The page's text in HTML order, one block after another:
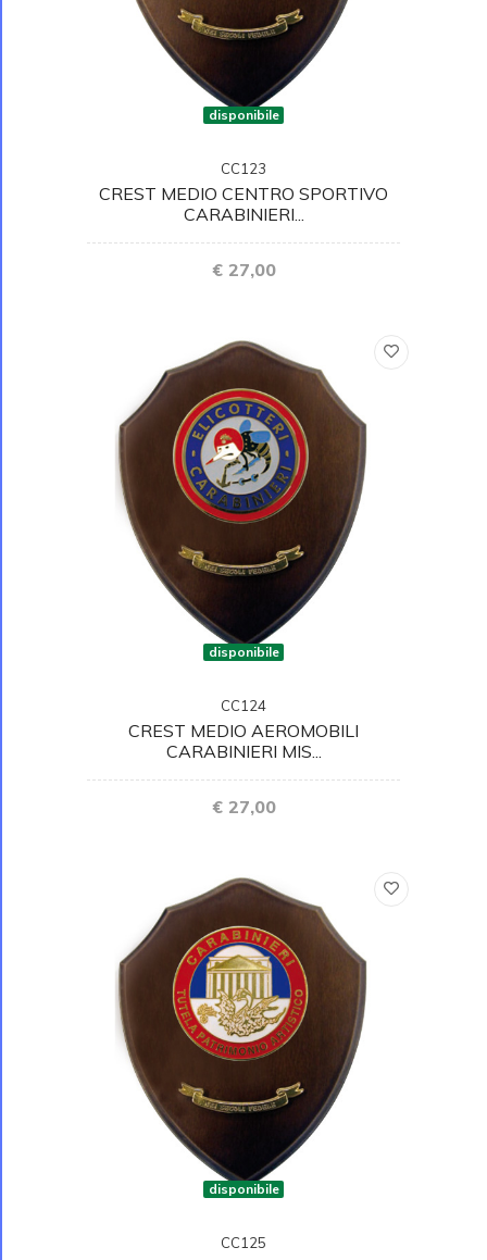
disponibile
CC123
CREST MEDIO CENTRO SPORTIVO
CARABINIERI...
€ 27,00
disponibile
CC124
CREST MEDIO AEROMOBILI
CARABINIERI MIS...
€ 27,00
disponibile
CC125